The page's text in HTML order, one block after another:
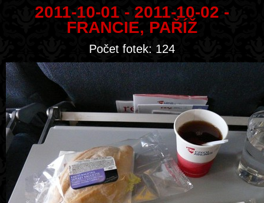
2011-10-01 - 2011-10-02 -
FRANCIE, PAŘÍŽ
Počet fotek: 124